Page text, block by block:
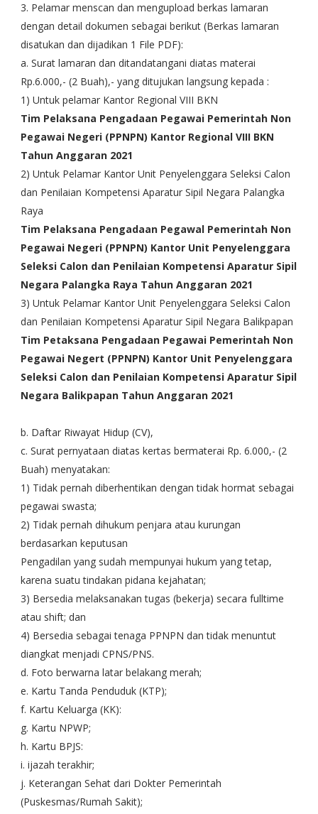
3. Pelamar menscan dan mengupload berkas lamaran
dengan detail dokumen sebagai berikut (Berkas lamaran
disatukan dan dijadikan 1 File PDF):
a. Surat lamaran dan ditandatangani diatas materai
Rp.6.000,- (2 Buah),- yang ditujukan langsung kepada :
1) Untuk pelamar Kantor Regional VIII BKN
Tim Pelaksana Pengadaan Pegawai Pemerintah Non
Pegawai Negeri (PPNPN) Kantor Regional VIII BKN
Tahun Anggaran 2021
2) Untuk Pelamar Kantor Unit Penyelenggara Seleksi Calon
dan Penilaian Kompetensi Aparatur Sipil Negara Palangka
Raya
Tim Pelaksana Pengadaan Pegawal Pemerintah Non
Pegawai Negeri (PPNPN) Kantor Unit Penyelenggara
Seleksi Calon dan Penilaian Kompetensi Aparatur Sipil
Negara Palangka Raya Tahun Anggaran 2021
3) Untuk Pelamar Kantor Unit Penyelenggara Seleksi Calon
dan Penilaian Kompetensi Aparatur Sipil Negara Balikpapan
Tim Petaksana Pengadaan Pegawai Pemerintah Non
Pegawai Negert (PPNPN) Kantor Unit Penyelenggara
Seleksi Calon dan Penilaian Kompetensi Aparatur Sipil
Negara Balikpapan Tahun Anggaran 2021
b. Daftar Riwayat Hidup (CV),
c. Surat pernyataan diatas kertas bermaterai Rp. 6.000,- (2
Buah) menyatakan:
1) Tidak pernah diberhentikan dengan tidak hormat sebagai
pegawai swasta;
2) Tidak pernah dihukum penjara atau kurungan
berdasarkan keputusan
Pengadilan yang sudah mempunyai hukum yang tetap,
karena suatu tindakan pidana kejahatan;
3) Bersedia melaksanakan tugas (bekerja) secara fulltime
atau shift; dan
4) Bersedia sebagai tenaga PPNPN dan tidak menuntut
diangkat menjadi CPNS/PNS.
d. Foto berwarna latar belakang merah;
e. Kartu Tanda Penduduk (KTP);
f. Kartu Keluarga (KK):
g. Kartu NPWP;
h. Kartu BPJS:
i. ijazah terakhir;
j. Keterangan Sehat dari Dokter Pemerintah
(Puskesmas/Rumah Sakit);